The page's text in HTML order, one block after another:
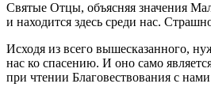
Святые Отцы, объясняя значения
и находится здесь среди нас.
Исходя из всего вышесказанного,
нас ко спасению. И оно само
при чтении Благовествования с